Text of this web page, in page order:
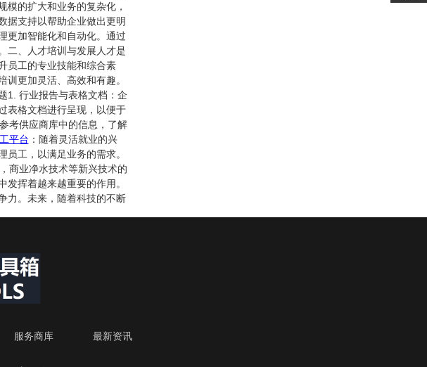
模的扩大和业务的复杂化，
据支持以帮助企业做出更明
更加智能化和自动化。通过
二、人才培训与发展人才是
员工的专业技能和综合素
更加灵活、高效和有趣。
1. 行业报告与表格文档：企
表格文档进行呈现，以便于
考供应商库中的信息，了解
平台 ：随着灵活就业的兴
工，以满足业务的需求。
商业净水技术等新兴技术的
挥着越来越重要的作用。
力。未来，随着科技的不断
服务商库 最新资讯